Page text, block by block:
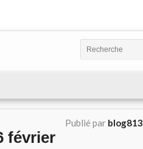
Publié par blog813
février